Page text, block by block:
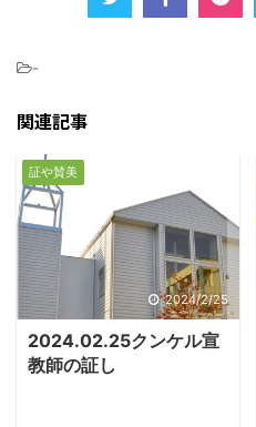
-
関連記事
証や賛美
2024/2/25
2024.02.25クンケル宣
教師の証し